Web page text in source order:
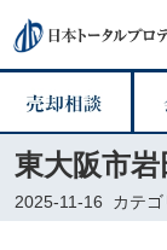
東大阪市
2025-11-16 カテゴ